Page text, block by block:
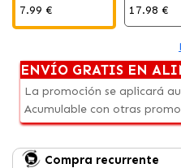
7.99 €
17.98 €
ENVÍO GRATIS EN
La promoción se aplicará
Acumulable con otras
Compra recurrente